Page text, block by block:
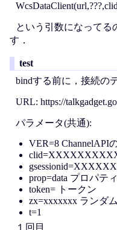
という引数になってる
す．
test
bindする前に，接続の
URL: https://
パラメータ(共通):
VER=8 ChannelAPI
prop=data プロパテ
token= トークン
zx=xxxxxxx ランダ
t=1
１回目